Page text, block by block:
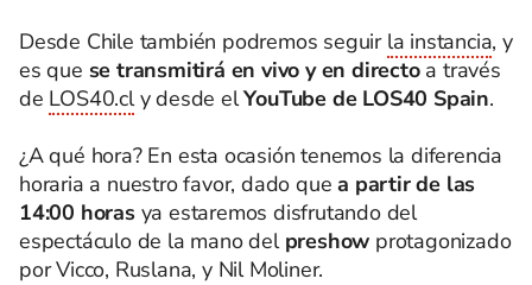
Desde Chile también podremos seguir la instancia, y
es que se transmitirá en vivo y en directoa través
de LOS40.cly desde elYouTube de LOS40 Spain.
¿A qué hora? En esta ocasión tenemos la diferencia
horaria a nuestro favor, dado quea partir de las
14:00 horas ya estaremos disfrutando del
espectáculo de la mano delpreshow protagonizado
por Vicco, Ruslana, y Nil Moliner.